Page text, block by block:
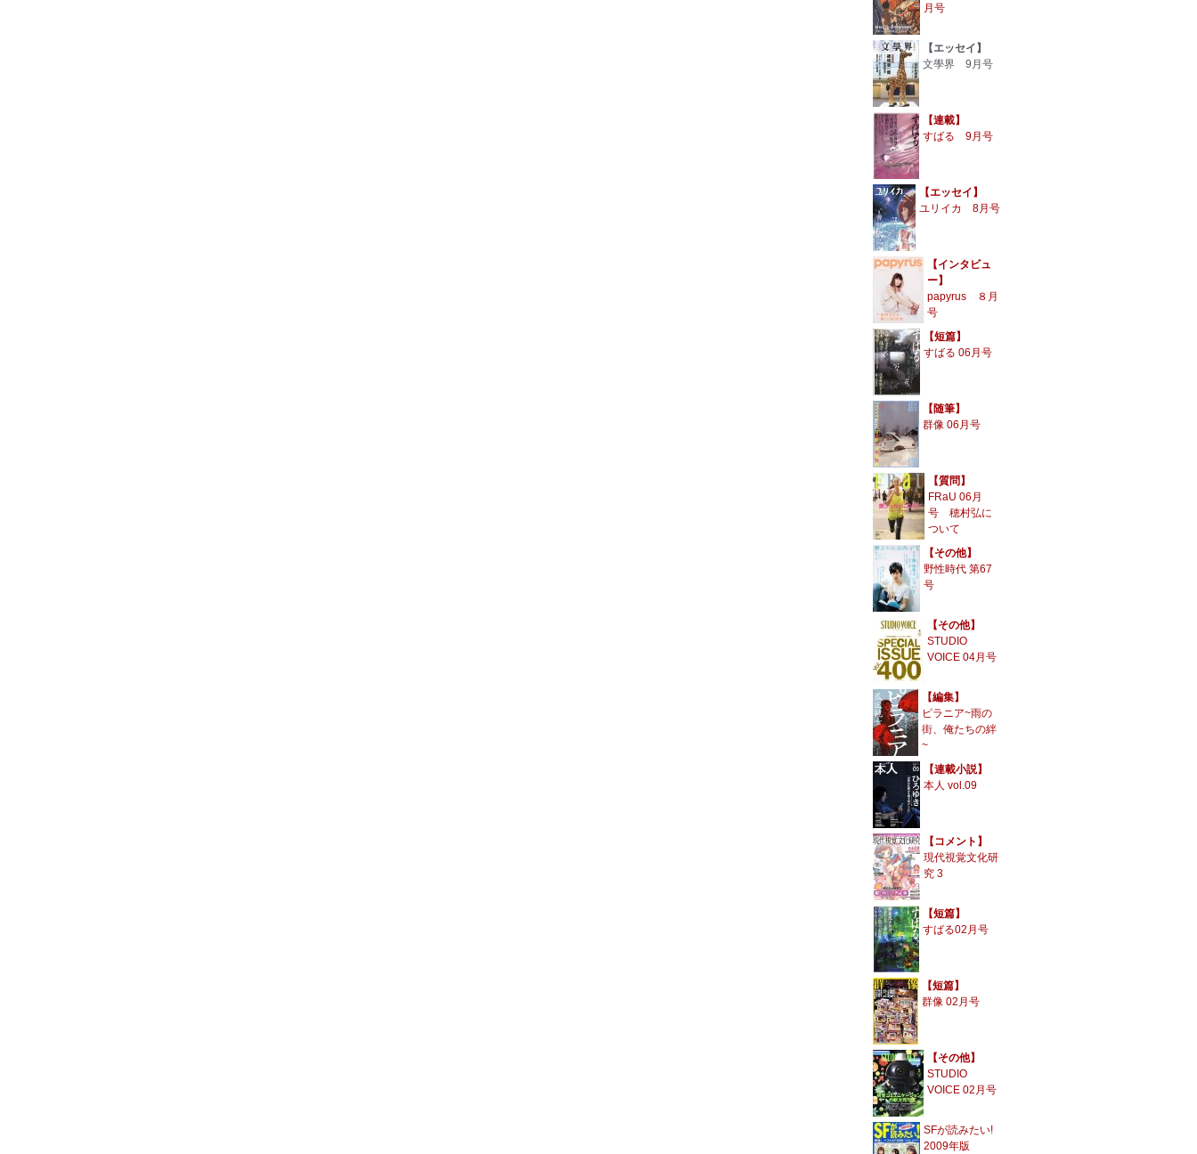
月号
【エッセイ】
文學界 9月号
【連載】
すばる 9月号
【エッセイ】
ユリイカ 8月号
【インタビュ
ー】
papyrus ８月
号
【短篇】
すばる 06月号
【随筆】
群像 06月号
【質問】
FRaU 06月
号 穂村弘に
ついて
【その他】
野性時代 第67
号
【その他】
STUDIO
VOICE 04月号
【編集】
ピラニア~雨の
街、俺たちの絆
~
【連載小説】
本人 vol.09
【コメント】
現代視覚文化研
究 3
【短篇】
すばる02月号
【短篇】
群像 02月号
【その他】
STUDIO
VOICE 02月号
SFが読みたい!
2009年版